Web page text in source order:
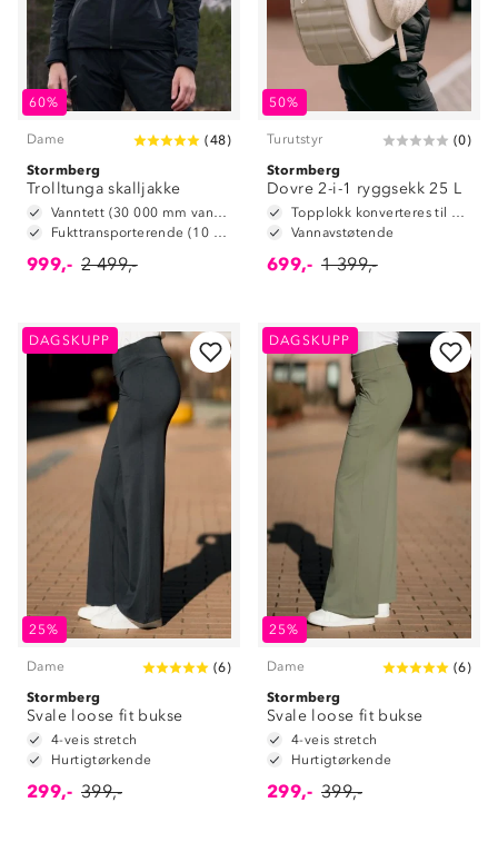
60%
Dame (48)
Stormberg
Trolltunga skalljakke
Vanntett (30 000 mm vannsøyle)
Fukttransporterende (10 000 g/m2/24t)
999,- 2 499,-
50%
Turutstyr (0)
Stormberg
Dovre 2-i-1 ryggsekk 25 L
Topplokk konverteres til hoftebelte
Vannavstøtende
699,- 1 399,-
DAGSKUPP
25%
Dame (6)
Stormberg
Svale loose fit bukse
4-veis stretch
Hurtigtørkende
299,- 399,-
DAGSKUPP
25%
Dame (6)
Stormberg
Svale loose fit bukse
4-veis stretch
Hurtigtørkende
299,- 399,-